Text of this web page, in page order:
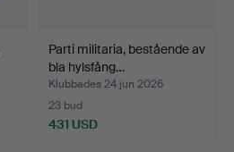
Parti militaria, bestående av
bla hylsfång…
Klubbades 24 jun 2026
23 bud
431 USD